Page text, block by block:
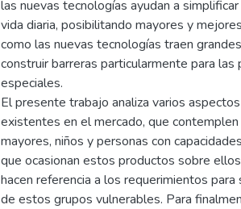
las nuevas tecnologías ayudan a
vida diaria, posibilitando mayores y
como las nuevas tecnologías traen
construir barreras particularmente para las
especiales.
El presente trabajo analiza varios
existentes en el mercado, que
mayores, niños y personas con
que ocasionan estos productos sobre
hacen referencia a los requerimientos
de estos grupos vulnerables. Para